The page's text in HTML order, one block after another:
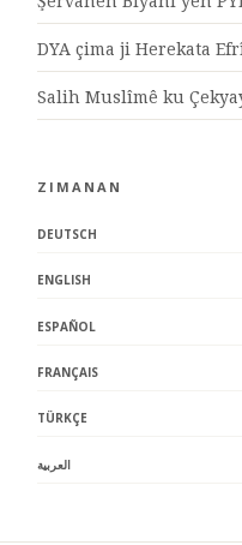
DYA çima ji Herekata
Salih Muslîmê ku
ZIMANAN
DEUTSCH
ENGLISH
ESPAÑOL
FRANÇAIS
TÜRKÇE
العربية